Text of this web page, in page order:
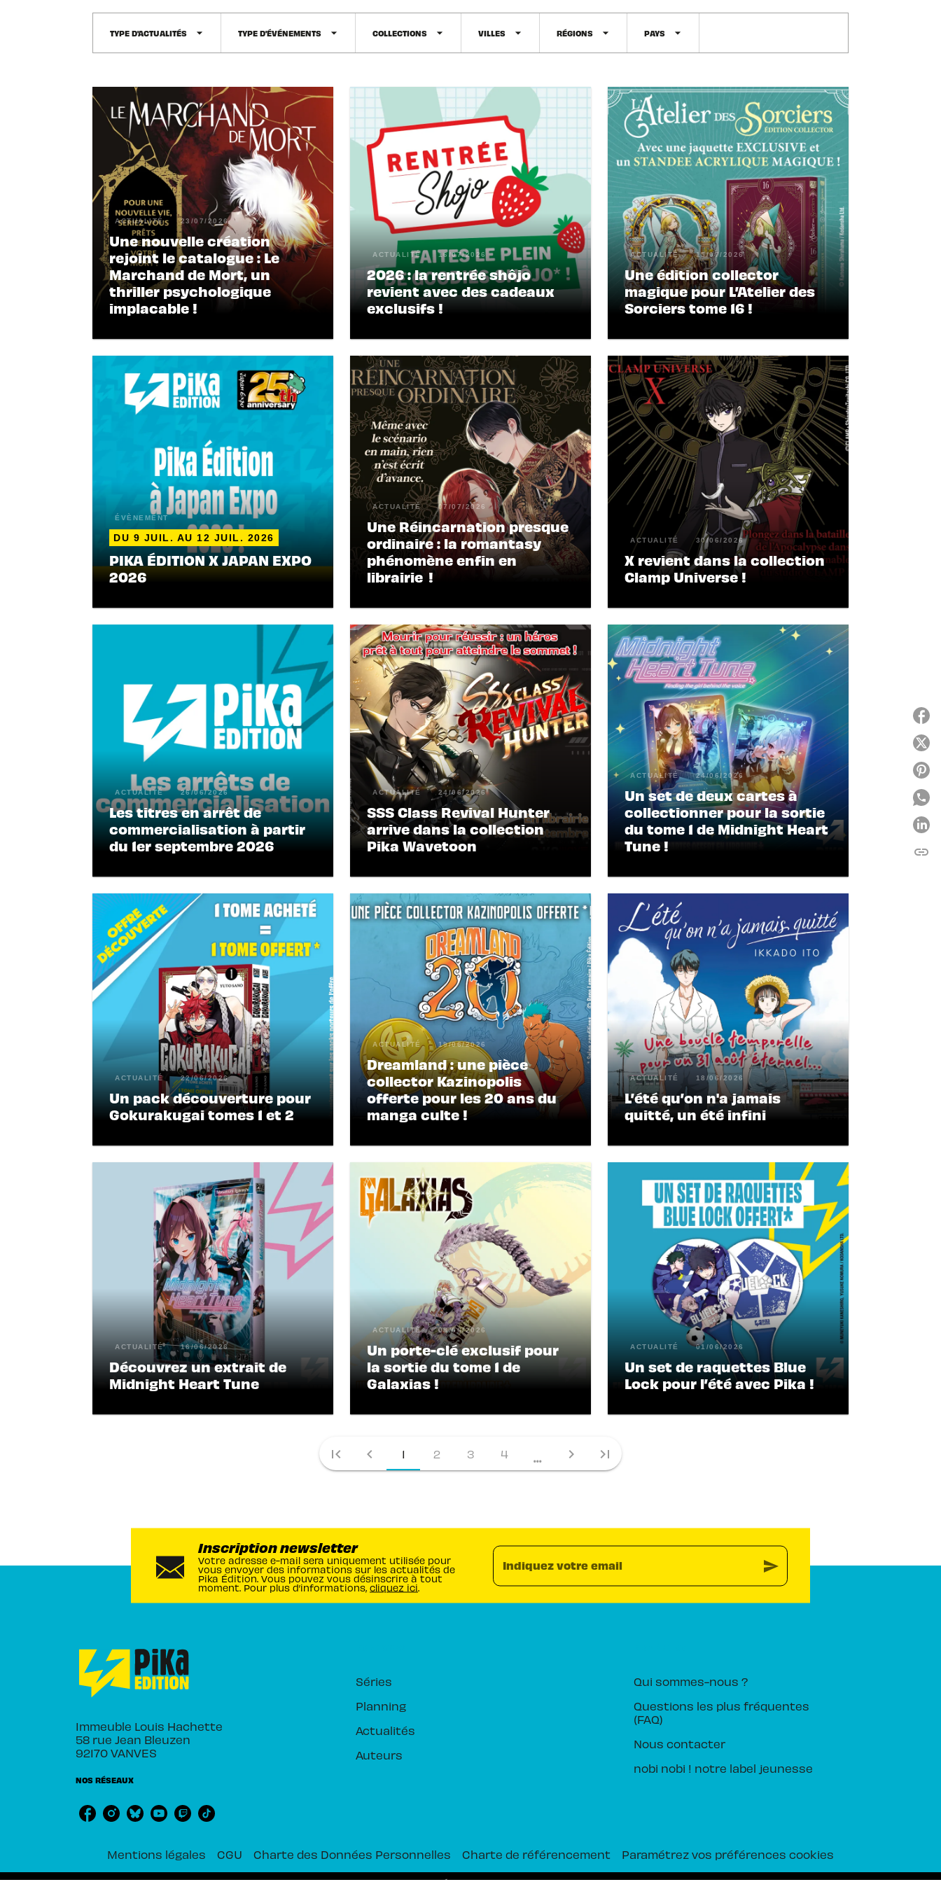
TYPE D'ACTUALITÉS arrow_drop_down TYPE D'ÉVÉNEMENTS arrow_drop_down COLLECTIONS arrow_drop_down VILLES arrow_drop_down RÉGIONS arrow_drop_down PAYS arrow_drop_down
ACTUALITÉ 23/07/2026
Une nouvelle création
rejoint le catalogue : Le
Marchand de Mort, un
thriller psychologique
implacable !
ACTUALITÉ 16/07/2026
2026 : la rentrée shôjo
revient avec des cadeaux
exclusifs !
ACTUALITÉ 15/07/2026
Une édition collector
magique pour L’Atelier des
Sorciers tome 16 !
ÉVÈNEMENT
DU 9 JUIL. AU 12 JUIL. 2026
PIKA ÉDITION X JAPAN EXPO
2026
ACTUALITÉ 07/07/2026
Une Réincarnation presque
ordinaire : la romantasy
phénomène enfin en
librairie !
ACTUALITÉ 30/06/2026
X revient dans la collection
Clamp Universe !
ACTUALITÉ 26/06/2026
Les titres en arrêt de
commercialisation à partir
du 1er septembre 2026
ACTUALITÉ 24/06/2026
SSS Class Revival Hunter
arrive dans la collection
Pika Wavetoon
ACTUALITÉ 24/06/2026
Un set de deux cartes à
collectionner pour la sortie
du tome 1 de Midnight Heart
Tune !
ACTUALITÉ 22/06/2026
Un pack découverture pour
Gokurakugai tomes 1 et 2
ACTUALITÉ 19/06/2026
Dreamland : une pièce
collector Kazinopolis
offerte pour les 20 ans du
manga culte !
ACTUALITÉ 18/06/2026
L’été qu’on n'a jamais
quitté, un été infini
ACTUALITÉ 16/06/2026
Découvrez un extrait de
Midnight Heart Tune
ACTUALITÉ 08/06/2026
Un porte-clé exclusif pour
la sortie du tome 1 de
Galaxias !
ACTUALITÉ 01/06/2026
Un set de raquettes Blue
Lock pour l’été avec Pika !
first_page chevron_left 1 2 3 4 ... chevron_right last_page
link
Inscription newsletter
Votre adresse e-mail sera uniquement utilisée pour
vous envoyer des informations sur les actualités de
Pika Édition. Vous pouvez vous désinscrire à tout
moment. Pour plus d’informations, cliquez ici.
Indiquez votre email send
Immeuble Louis Hachette
58 rue Jean Bleuzen
92170 VANVES
NOS RÉSEAUX
Séries
Planning
Actualités
Auteurs
Qui sommes-nous ?
Questions les plus fréquentes
(FAQ)
Nous contacter
nobi nobi ! notre label jeunesse
Mentions légales CGU Charte des Données Personnelles Charte de référencement Paramétrez vos préférences cookies